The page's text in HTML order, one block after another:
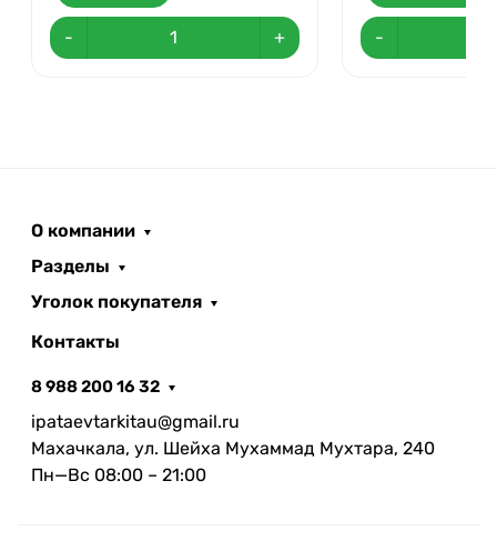
- + -
О компании
Разделы
Уголок покупателя
Контакты
8 988 200 16 32
ipataevtarkitau@gmail.ru
Махачкала, ул. Шейха Мухаммад Мухтара, 240
Пн—Вс 08:00 – 21:00